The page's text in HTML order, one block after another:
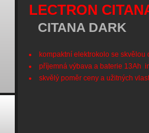
LECTRON
CITANA DARK
kompaktní elektrokolo se skvělou
příjemná výbava a baterie 13Ah
skvělý poměr ceny a užitných